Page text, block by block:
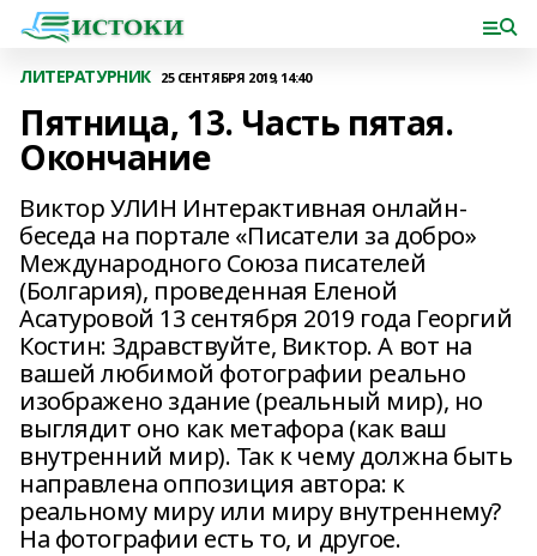
ЛИТЕРАТУРНИК 25 СЕНТЯБРЯ 2019, 14:40
Пятница, 13. Часть пятая.
Окончание
Виктор УЛИН Интерактивная онлайн-
беседа на портале «Писатели за добро»
Международного Союза писателей
(Болгария), проведенная Еленой
Асатуровой 13 сентября 2019 года Георгий
Костин: Здравствуйте, Виктор. А вот на
вашей любимой фотографии реально
изображено здание (реальный мир), но
выглядит оно как метафора (как ваш
внутренний мир). Так к чему должна быть
направлена оппозиция автора: к
реальному миру или миру внутреннему?
На фотографии есть то, и другое.